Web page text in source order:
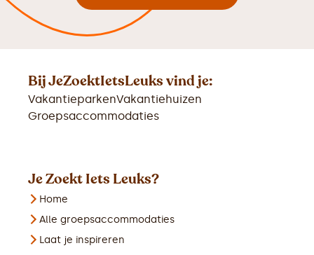
Bij JeZoektIetsLeuks vind je:
VakantieparkenVakantiehuizen
Groepsaccommodaties
Je Zoekt Iets Leuks?
Home
Alle groepsaccommodaties
Laat je inspireren